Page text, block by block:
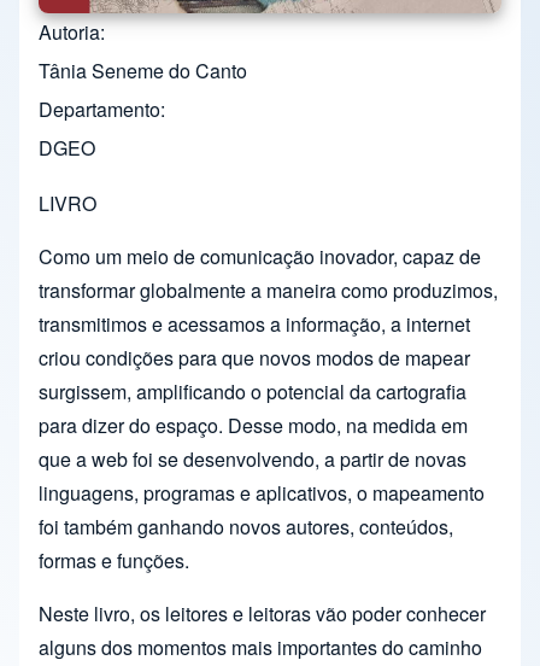
Autoria
Tânia Seneme do Canto
Departamento
DGEO
LIVRO
Como um meio de comunicação inovador, capaz de
transformar globalmente a maneira como produzimos,
transmitimos e acessamos a informação, a internet
criou condições para que novos modos de mapear
surgissem, amplificando o potencial da cartografia
para dizer do espaço. Desse modo, na medida em
que a web foi se desenvolvendo, a partir de novas
linguagens, programas e aplicativos, o mapeamento
foi também ganhando novos autores, conteúdos,
formas e funções.
Neste livro, os leitores e leitoras vão poder conhecer
alguns dos momentos mais importantes do caminho